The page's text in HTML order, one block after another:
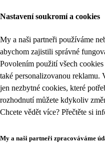
Nastavení soukromí a cookies
My a naši partneři používáme
abychom zajistili správné
Povolením použití všech
také personalizovanou reklamu.
jen nezbytné cookies, které
rozhodnutí můžete kdykoliv
Chcete vědět více? Přečtěte si
My a naši partneři zpracováváme